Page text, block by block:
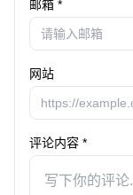
邮箱 *
网站
评论内容 *